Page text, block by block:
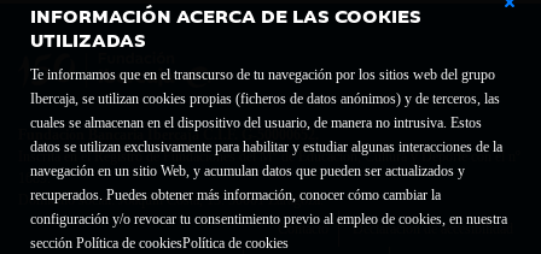
INFORMACIÓN ACERCA DE LAS COOKIES
UTILIZADAS
Te informamos que en el transcurso de tu navegación por los sitios web del grupo
Ibercaja, se utilizan cookies propias (ficheros de datos anónimos) y de terceros, las
cuales se almacenan en el dispositivo del usuario, de manera no intrusiva. Estos
datos se utilizan exclusivamente para habilitar y estudiar algunas interacciones de la
navegación en un sitio Web, y acumulan datos que pueden ser actualizados y
recuperados. Puedes obtener más información, conocer cómo cambiar la
configuración y/o revocar tu consentimiento previo al empleo de cookies, en nuestra
sección Política de cookiesPolítica de cookies
Fundación Bancaria Ibercaja C.I.F. G-50000652.
Inscrita en el Registro de Fundaciones del Mº de Educación, Cultura y Deporte con el nº
1689.
Domicilio social: Joaquín Costa, 13. 50001 Zaragoza.
Contacto
Declaración de accesibilidad